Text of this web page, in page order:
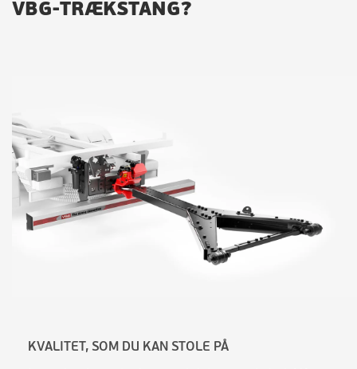
VBG-TRÆKSTANG?
KVALITET, SOM DU KAN STOLE PÅ